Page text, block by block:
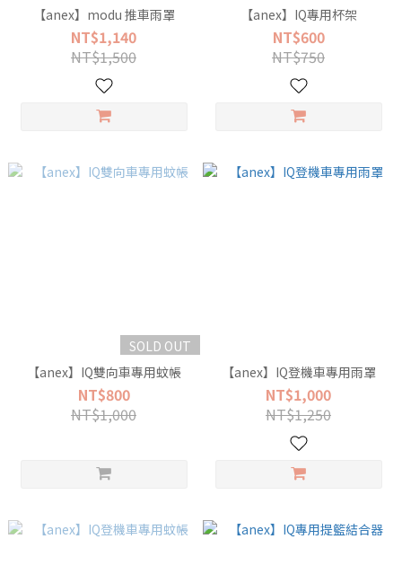
【anex】modu 推車雨罩
NT$1,140
NT$1,500
【anex】IQ專用杯架
NT$600
NT$750
SOLD OUT
【anex】IQ雙向車專用蚊帳
NT$800
NT$1,000
【anex】IQ登機車專用雨罩
NT$1,000
NT$1,250